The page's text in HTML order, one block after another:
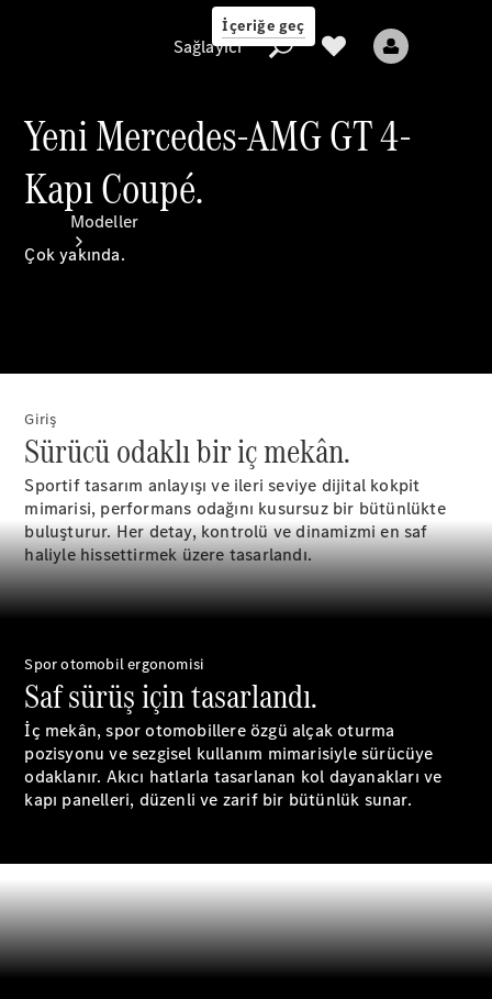
İçeriğe geç
Sağlayıcı
Modeller
Elektrikli modeller
Plug-in Hibrit modeller
Sedan
Tüm Sedan
CLA
CLA
C-Serisi
EQE Elektrik
E-Serisi
S-Serisi
Mercedes-
Maybach
S-Serisi
Yeni
Sağlayıcı
Yeni Mercedes-AMG GT 4-
Kapı Coupé.
Çok yakında.
Giriş
Sürücü odaklı bir iç mekân.
Sportif tasarım anlayışı ve ileri seviye dijital kokpit
mimarisi, performans odağını kusursuz bir bütünlükte
buluşturur. Her detay, kontrolü ve dinamizmi en saf
haliyle hissettirmek üzere tasarlandı.
Spor otomobil ergonomisi
Saf sürüş için tasarlandı.
İç mekân, spor otomobillere özgü alçak oturma
pozisyonu ve sezgisel kullanım mimarisiyle sürücüye
odaklanır. Akıcı hatlarla tasarlanan kol dayanakları ve
kapı panelleri, düzenli ve zarif bir bütünlük sunar.